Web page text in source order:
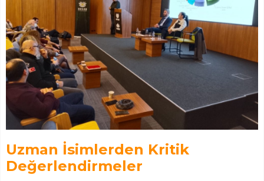
Uzman İsimlerden Kritik
Değerlendirmeler